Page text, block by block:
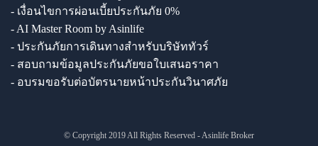
- เงื่อนไขการผ่อนเบี้ยประกันภัย 0%
- AI Master Room by Asinlife
- ประกันภัยการเดินทางสำหรับบริษัททัวร์
- สอบถามข้อมูลประกันภัยขอใบเสนอราคา
- อบรมขอรับต่อบัตรนายหน้าประกันวินาศภัย
© Copyright 2019 All Rights Reserved - Asinlife Broker